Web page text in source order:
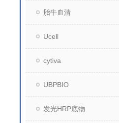
胎牛血清
Ucell
cytiva
UBPBIO
发光HRP底物